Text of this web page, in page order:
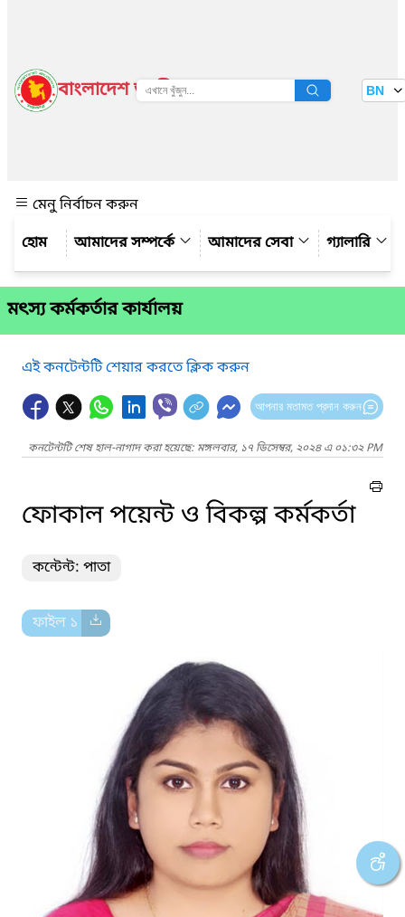
বাংলাদেশ জাতীয় তথ্য বাতায়ন BN
মেনু নির্বাচন করুন
আমাদের সম্পর্কে
আমাদের সেবা গ্যালারি
মৎস্য কর্মকর্তার কার্যালয়
এই কনটেন্টটি শেয়ার করতে ক্লিক করুন
আপনার মতামত প্রদান করুন
কনটেন্টটি শেষ হাল-নাগাদ করা হয়েছে: মঙ্গলবার, ১৭ ডিসেম্বর, ২০২৪ এ ০১:৩২ PM
ফোকাল পয়েন্ট ও বিকল্প কর্মকর্তা
কন্টেন্ট: পাতা
ফাইল ১